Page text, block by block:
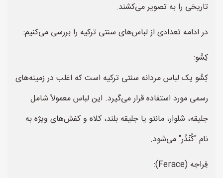
تاریخی را به تصویر می‌کشند.
در ادامه تعدادی از لباس‌های سنتی ترکیه را بررسی می‌کنیم:
كِسُّو:
کِسُّو یک لباس مردانه سنتی ترکیه است که اغلب در زمینه‌های
رسمی مورد استفاده قرار می‌گیرد. این لباس معمولاً شامل
جلیقه، شلوار، مانتو یا جلیقه بلند، کلاه و کفش‌های ویژه به
نام "كُنْدُر" می‌شود.
فِراجه (Ferace):